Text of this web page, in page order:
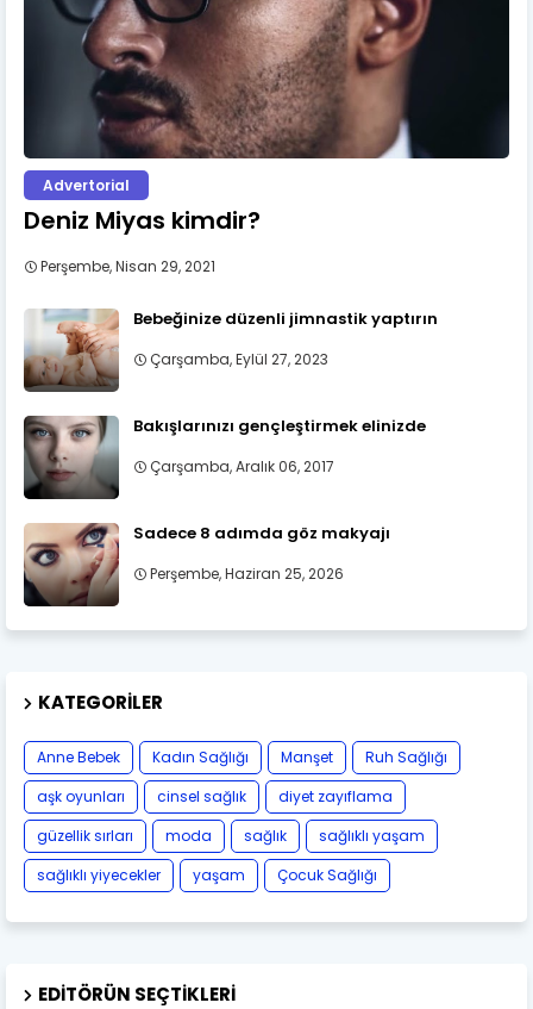
Advertorial
Deniz Miyas kimdir?
Perşembe, Nisan 29, 2021
Bebeğinize düzenli jimnastik yaptırın
Çarşamba, Eylül 27, 2023
Bakışlarınızı gençleştirmek elinizde
Çarşamba, Aralık 06, 2017
Sadece 8 adımda göz makyajı
Perşembe, Haziran 25, 2026
KATEGORILER
Anne Bebek Kadın Sağlığı Manşet
Ruh Sağlığı
aşk oyunları
cinsel sağlık
diyet zayıflama
güzellik sırları
moda sağlık
sağlıklı yaşam
sağlıklı yiyecekler
yaşam Çocuk Sağlığı
EDITÖRÜN SEÇTIKLERI